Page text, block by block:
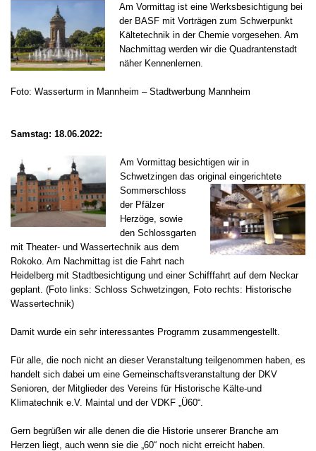
Am Vormittag ist eine Werksbesichtigung bei
der BASF mit Vorträgen zum Schwerpunkt
Kältetechnik in der Chemie vorgesehen. Am
Nachmittag werden wir die Quadrantenstadt
näher Kennenlernen.
Foto: Wasserturm in Mannheim – Stadtwerbung Mannheim
Samstag: 18.06.2022:
Am Vormittag besichtigen wir in
Schwetzingen das original eingerichtete
Sommerschloss
der Pfälzer
Herzöge, sowie
den Schlossgarten
mit Theater- und Wassertechnik aus dem
Rokoko. Am Nachmittag ist die Fahrt nach
Heidelberg mit Stadtbesichtigung und einer Schifffahrt auf dem Neckar
geplant. (Foto links: Schloss Schwetzingen, Foto rechts: Historische
Wassertechnik)
Damit wurde ein sehr interessantes Programm zusammengestellt.
Für alle, die noch nicht an dieser Veranstaltung teilgenommen haben, es
handelt sich dabei um eine Gemeinschaftsveranstaltung der DKV
Senioren, der Mitglieder des Vereins für Historische Kälte-und
Klimatechnik e.V. Maintal und der VDKF „Ü60“.
Gern begrüßen wir alle denen die die Historie unserer Branche am
Herzen liegt, auch wenn sie die „60“ noch nicht erreicht haben.